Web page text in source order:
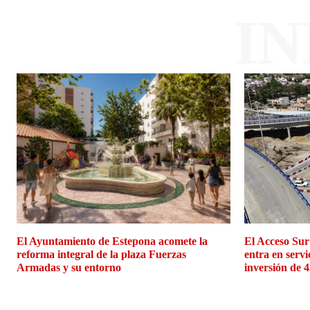
El Ayuntamiento de Estepona acomete la
reforma integral de la plaza Fuerzas
Armadas y su entorno
El Acceso
entra en
inversión de